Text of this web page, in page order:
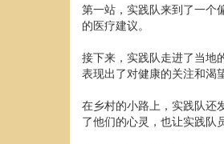
第一站，实践队来到了一个
的医疗建议。
接下来，实践队走进了当地
表现出了对健康的关注和渴望
在乡村的小路上，实践队还
了他们的心灵，也让实践队